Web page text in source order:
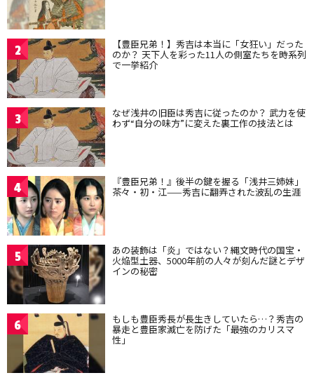
2 【豊臣兄弟！】秀吉は本当に「女狂い」だった
のか？ 天下人を彩った11人の側室たちを時系列
で一挙紹介
3 なぜ浅井の旧臣は秀吉に従ったのか？ 武力を使
わず“自分の味方”に変えた裏工作の技法とは
4 『豊臣兄弟！』後半の鍵を握る「浅井三姉妹」
茶々・初・江——秀吉に翻弄された波乱の生涯
5 あの装飾は「炎」ではない？縄文時代の国宝・
火焔型土器、5000年前の人々が刻んだ謎とデザ
インの秘密
6 もしも豊臣秀長が長生きしていたら…？秀吉の
暴走と豊臣家滅亡を防げた「最強のカリスマ
性」